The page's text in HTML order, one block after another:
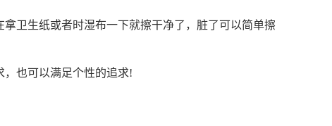
卫生纸或者时湿布一下就擦干净了，脏了可以简单擦
也可以满足个性的追求!